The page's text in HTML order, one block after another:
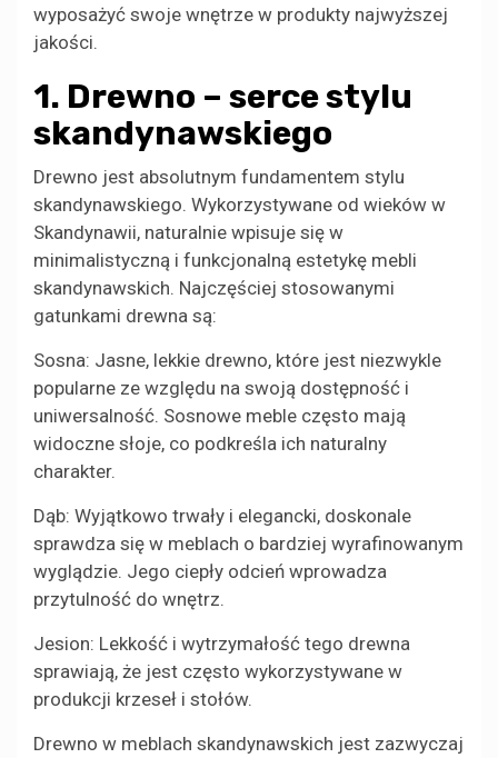
wyposażyć swoje wnętrze w produkty najwyższej
jakości.
1. Drewno – serce stylu
skandynawskiego
Drewno jest absolutnym fundamentem stylu
skandynawskiego. Wykorzystywane od wieków w
Skandynawii, naturalnie wpisuje się w
minimalistyczną i funkcjonalną estetykę mebli
skandynawskich. Najczęściej stosowanymi
gatunkami drewna są:
Sosna: Jasne, lekkie drewno, które jest niezwykle
popularne ze względu na swoją dostępność i
uniwersalność. Sosnowe meble często mają
widoczne słoje, co podkreśla ich naturalny
charakter.
Dąb: Wyjątkowo trwały i elegancki, doskonale
sprawdza się w meblach o bardziej wyrafinowanym
wyglądzie. Jego ciepły odcień wprowadza
przytulność do wnętrz.
Jesion: Lekkość i wytrzymałość tego drewna
sprawiają, że jest często wykorzystywane w
produkcji krzeseł i stołów.
Drewno w meblach skandynawskich jest zazwyczaj